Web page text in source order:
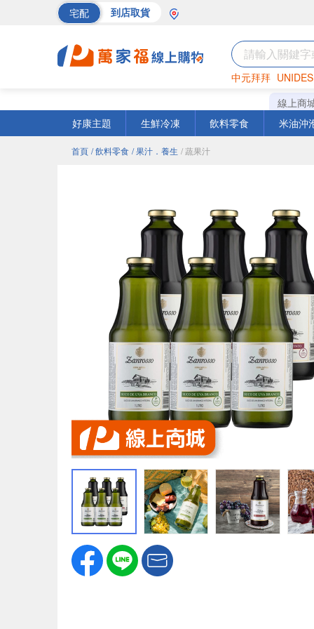
宅配 到店取貨
中元拜拜
巧克力 罐頭
線上商
好康主題
生鮮冷凍 飲料零食 米油沖
首頁 / 飲料零食 / 果汁．養生 / 蔬果汁